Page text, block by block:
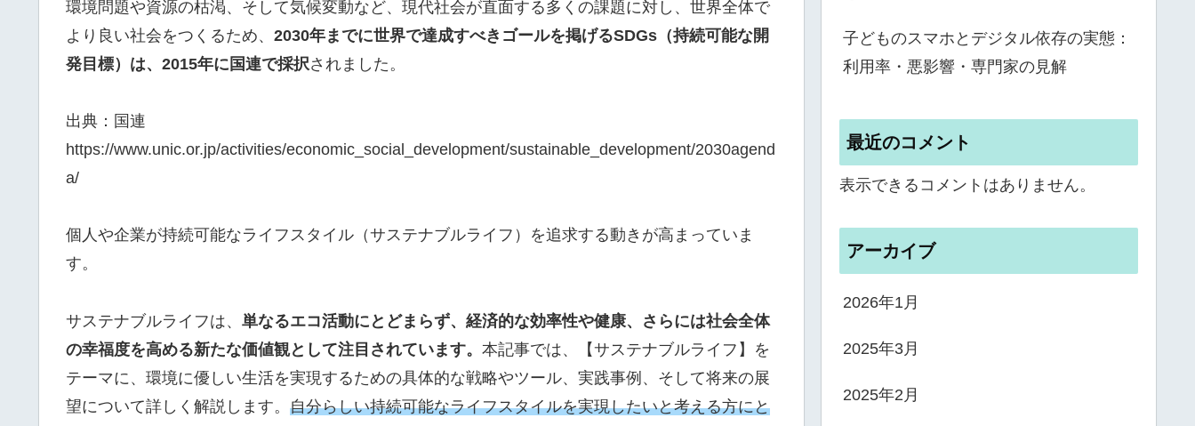
環境問題や資源の枯渇、そして気候変動など、現代社会が直面する多くの課題に対し、世界全体で
より良い社会をつくるため、 2030年までに世界で達成すべきゴールを掲げるSDGs（持続可能な開
発目標）は、2015年に国連で採択されました。
出典：国連
https://www.unic.or.jp/activities/economic_social_development/sustainable_development/2030agend
a/
個人や企業が持続可能なライフスタイル（サステナブルライフ）を追求する動きが高まっていま
す。
サステナブルライフは、 単なるエコ活動にとどまらず、経済的な効率性や健康、さらには社会全体
の幸福度を高める新たな価値観として注目されています。 本記事では、【サステナブルライフ】を
テーマに、環境に優しい生活を実現するための具体的な戦略やツール、実践事例、そして将来の展
望について詳しく解説します。 自分らしい持続可能なライフスタイルを実現したいと考える方にと
子どものスマホとデジタル依存の実態：
利用率・悪影響・専門家の見解
最近のコメント
表示できるコメントはありません。
アーカイブ
2026年1月
2025年3月
2025年2月